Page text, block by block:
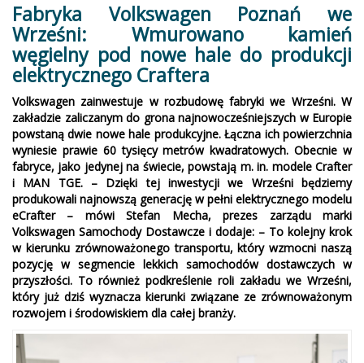
Fabryka Volkswagen Poznań we
Wrześni: Wmurowano kamień
węgielny pod nowe hale do produkcji
elektrycznego Craftera
Volkswagen zainwestuje w rozbudowę fabryki we Wrześni. W
zakładzie zaliczanym do grona najnowocześniejszych w Europie
powstaną dwie nowe hale produkcyjne. Łączna ich powierzchnia
wyniesie prawie 60 tysięcy metrów kwadratowych. Obecnie w
fabryce, jako jedynej na świecie, powstają m. in. modele Crafter
i MAN TGE. – Dzięki tej inwestycji we Wrześni będziemy
produkowali najnowszą generację w pełni elektrycznego modelu
eCrafter – mówi Stefan Mecha, prezes zarządu marki
Volkswagen Samochody Dostawcze i dodaje: – To kolejny krok
w kierunku zrównoważonego transportu, który wzmocni naszą
pozycję w segmencie lekkich samochodów dostawczych w
przyszłości. To również podkreślenie roli zakładu we Wrześni,
który już dziś wyznacza kierunki związane ze zrównoważonym
rozwojem i środowiskiem dla całej branży.